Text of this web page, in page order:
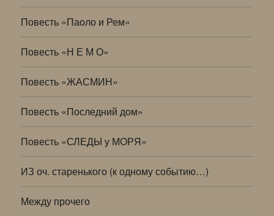
Повесть «Паоло и Рем»
Повесть «Н Е М О»
Повесть «ЖАСМИН»
Повесть «Последний дом»
Повесть «СЛЕДЫ у МОРЯ»
ИЗ оч. старенького (к одному событию…)
Между прочего